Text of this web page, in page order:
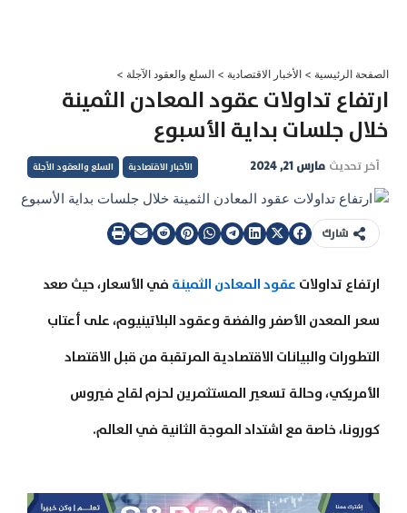
الصفحة الرئيسية > الأخبار الاقتصادية > السلع والعقود الآجلة >
ارتفاع تداولات عقود المعادن الثمينة
خلال جلسات بداية الأسبوع
آخر تحديث مارس 21, 2024 الأخبار الاقتصادية السلع والعقود الآجلة
شارك
ارتفاع تداولات عقود المعادن الثمينة في الأسعار، حيث صعد
سعر المعدن الأصفر والفضة وعقود البلاتينيوم، على أعتاب
التطورات والبيانات الاقتصادية المرتقبة من قبل الاقتصاد
الأمريكي، وحالة تسعير المستثمرين لحزم لقاح فيروس
كورونا، خاصة مع اشتداد الموجة الثانية في العالم.